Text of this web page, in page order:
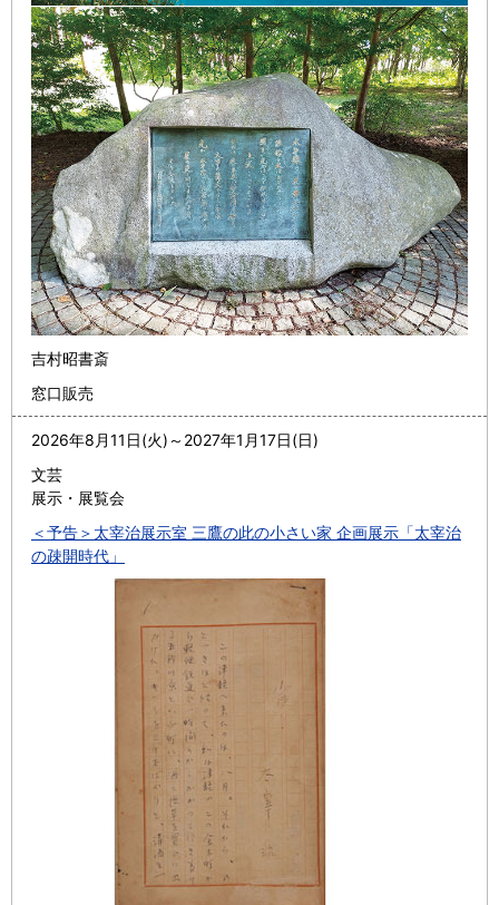
吉村昭書斎
窓口販売
2026年8月11日(火) ～ 2027年1月17日(日)
文芸
展示・展覧会
＜予告＞太宰治展示室 三鷹の此の小さい家 企画展示「太宰治
の疎開時代」